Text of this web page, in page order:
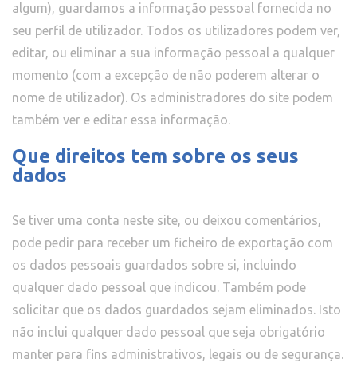
algum), guardamos a informação pessoal fornecida no
seu perfil de utilizador. Todos os utilizadores podem ver,
editar, ou eliminar a sua informação pessoal a qualquer
momento (com a excepção de não poderem alterar o
nome de utilizador). Os administradores do site podem
também ver e editar essa informação.
Que direitos tem sobre os seus
dados
Se tiver uma conta neste site, ou deixou comentários,
pode pedir para receber um ficheiro de exportação com
os dados pessoais guardados sobre si, incluindo
qualquer dado pessoal que indicou. Também pode
solicitar que os dados guardados sejam eliminados. Isto
não inclui qualquer dado pessoal que seja obrigatório
manter para fins administrativos, legais ou de segurança.